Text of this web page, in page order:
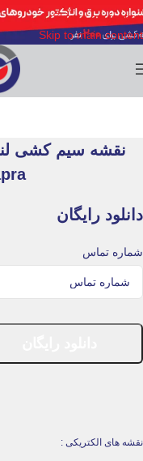
Skip to navigation
Skip to main content
نقشه سیم کشی
دانلود رایگان
شماره تماس
نقشه های الکتریکی :